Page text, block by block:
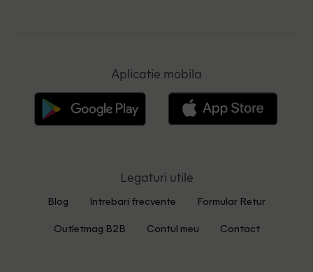
Aplicatie mobila
Legaturi utile
Blog Intrebari frecvente Formular Retur
Outletmag B2B Contul meu Contact